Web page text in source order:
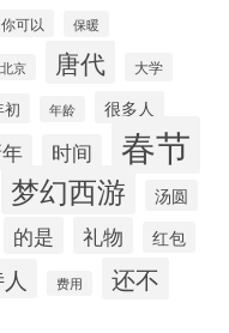
你可以 保暖
北京 唐代 大学
初 年龄 很多人
时间 春节
梦幻西游 汤圆
的是 礼物 红包
费用 还不